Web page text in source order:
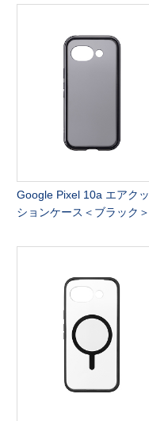
Google Pixel 10a エアクッ
ションケース＜ブラック＞